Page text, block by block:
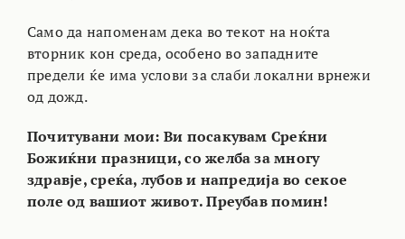
Само да напоменам дека во текот на ноќта
вторник кон среда, особено во западните
предели ќе има услови за слаби локални врнежи
од дожд.
Почитувани мои: Ви посакувам Среќни
Божиќни празници, со желба за многу
здравје, среќа, лубов и напредија во секое
поле од вашиот живот. Преубав помин!